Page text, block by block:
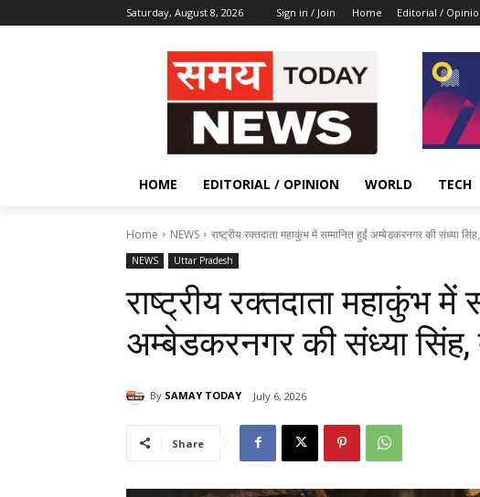
Saturday, August 8, 2026 Sign in / Join Home Editorial /
HOME EDITORIAL / OPINION WORLD TECH
Home NEWS राष्ट्रीय रक्तदाता महाकुंभ में सम्मानित हुईं अम्बेडकरनगर की संध्या
NEWS Uttar Pradesh
राष्ट्रीय रक्तदाता महाकुंभ में
अम्बेडकरनगर की संध्या सिंह,
By SAMAY TODAY July 6, 2026
Share